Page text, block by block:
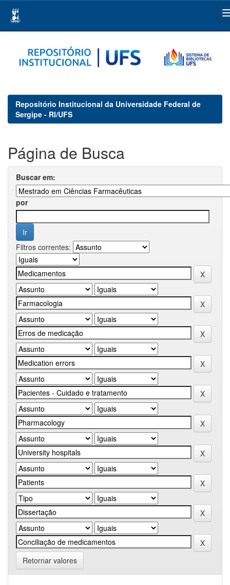
navigation
Repositório Institucional da Universidade Federal de
Sergipe - RI/UFS
Página de Busca
Buscar em:
por
Filtros correntes:
Retornar valores